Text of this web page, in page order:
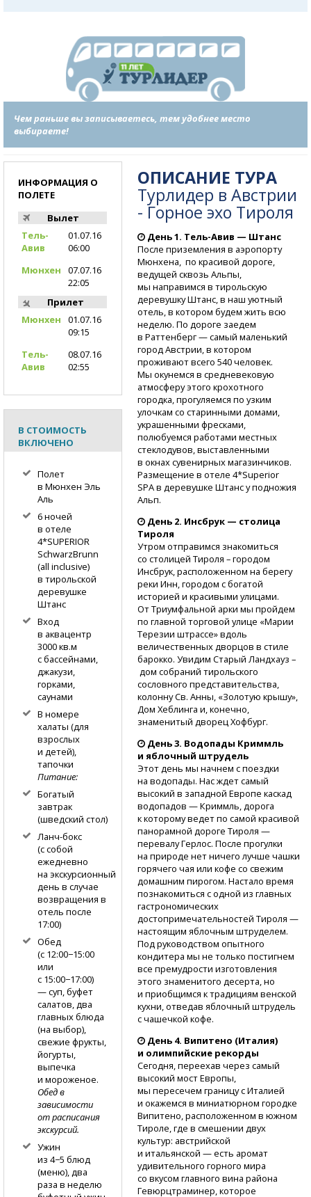
Чем раньше вы записываетесь, тем удобнее место
выбираете!
ОПИСАНИЕ ТУРА
Турлидер в Австрии
- Горное эхо Тироля
День 1. Тель-Авив — Штанс
После приземления в аэропорту
Мюнхена, по красивой дороге,
ведущей сквозь Альпы,
мы направимся в тирольскую
деревушку Штанс, в наш уютный
отель, в котором будем жить всю
неделю. По дороге заедем
в Раттенберг — самый маленький
город Австрии, в котором
проживают всего 540 человек.
Мы окунемся в средневековую
атмосферу этого крохотного
городка, прогуляемся по узким
улочкам со старинными домами,
украшенными фресками,
полюбуемся работами местных
стеклодувов, выставленными
в окнах сувенирных магазинчиков.
Размещение в отеле 4*Superior
SPA в деревушке Штанс у подножия
Альп.
День 2. Инсбрук — столица
Тироля
Утром отправимся знакомиться
со столицей Тироля – городом
Инсбрук, расположенном на берегу
реки Инн, городом с богатой
историей и красивыми улицами.
От Триумфальной арки мы пройдем
по главной торговой улице «Марии
Терезии штрассе» вдоль
величественных дворцов в стиле
барокко. Увидим Старый Ландхауз –
дом собраний тирольского
сословного представительства,
колонну Св. Анны, «Золотую крышу»,
Дом Хеблинга и, конечно,
знаменитый дворец Хофбург.
День 3. Водопады Криммль
и яблочный штрудель
Этот день мы начнем с поездки
на водопады. Нас ждет самый
высокий в западной Европе каскад
водопадов — Криммль, дорога
к которому ведет по самой красивой
панорамной дороге Тироля —
перевалу Герлос. После прогулки
на природе нет ничего лучше чашки
горячего чая или кофе со свежим
домашним пирогом. Настало время
познакомиться с одной из главных
гастрономических
достопримечательностей Тироля —
настоящим яблочным штруделем.
Под руководством опытного
кондитера мы не только постигнем
все премудрости изготовления
этого знаменитого десерта, но
и приобщимся к традициям венской
кухни, отведав яблочный штрудель
с чашечкой кофе.
День 4. Випитено (Италия)
и олимпийские рекорды
Сегодня, переехав через самый
высокий мост Европы,
мы пересечем границу с Италией
и окажемся в миниатюрном городке
Випитено, расположенном в южном
Тироле, где в смешении двух
культур: австрийской
и итальянской — есть аромат
удивительного горного мира
со вкусом главного вина района
Гевюрцтраминер, которое
ИНФОРМАЦИЯ О
ПОЛЕТЕ
Вылет
Тель-
Авив
01.07.16
06:00
Мюнхен
07.07.16
22:05
Прилет
Мюнхен
01.07.16
09:15
Тель-
Авив
08.07.16
02:55
В СТОИМОСТЬ
ВКЛЮЧЕНО
Полет
в Мюнхен Эль
Аль
6 ночей
в отеле
4*SUPERIOR
SchwarzBrunn
(all inclusive)
в тирольской
деревушке
Штанс
Вход
в аквацентр
3000 кв.м
с бассейнами,
джакузи,
горками,
саунами
В номере
халаты (для
взрослых
и детей),
тапочки
Питание:
Богатый
завтрак
(шведский стол)
Ланч-бокс
(с собой
ежедневно
на экскурсионный
день в случае
возвращения в
отель после
17:00)
Обед
(с 12:00−15:00
или
с 15:00−17:00)
— суп, буфет
салатов, два
главных блюда
(на выбор),
свежие фрукты,
йогурты,
выпечка
и мороженое.
Обед в
зависимости
от расписания
экскурсий.
Ужин
из 4−5 блюд
(меню), два
раза в неделю